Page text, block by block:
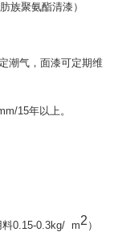
族聚氨酯清漆）
潮气，面漆可定期维
15年以上。
料0.15-0.3kg/ m2 ）